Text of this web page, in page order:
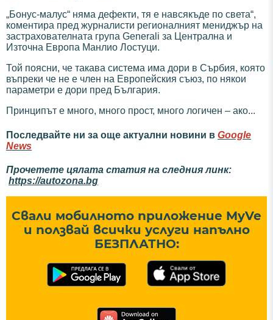
„Бонус-малус“ няма дефекти, тя е навсякъде по света“,
коментира пред журналисти регионалният мениджър на
застрахователната група Generali за Централна и
Източна Европа Манлио Лостуци.
Той поясни, че такава система има дори в Сърбия, която
въпреки че не е член на Европейския съюз, по някои
параметри е дори пред България.
Принципът е много, много прост, много логичен – ако...
Последвайте ни за още актуални новини в Google
News
Прочетете цялата статия на следния линк:
https://autozona.bg
Свали мобилното приложение MyVe
и ползвай всички услуги напълно
БЕЗПЛАТНО: